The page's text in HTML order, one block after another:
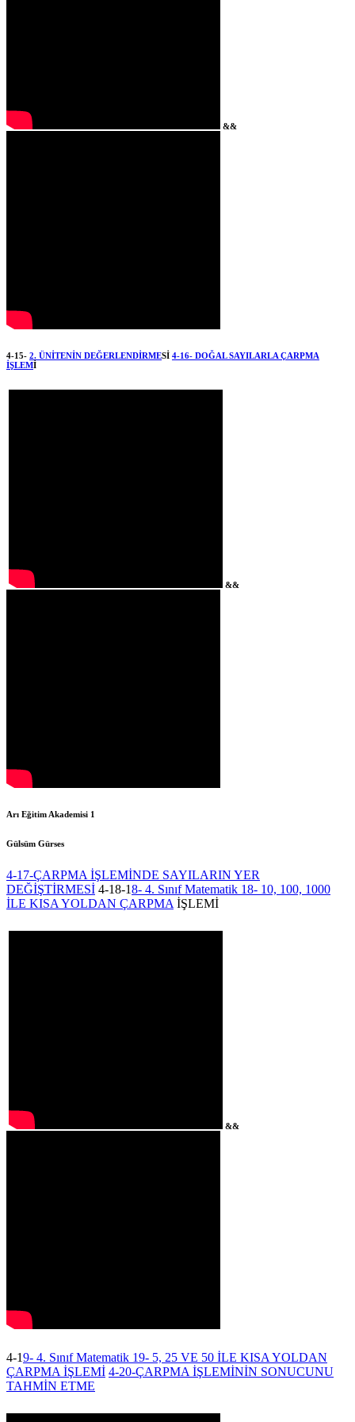
&&
4-15- 2. ÜNİTENİN DEĞERLENDİRMESİ 4-16- DOĞAL SAYILARLA ÇARPMA
İŞLEMİ
&&
Arı Eğitim Akademisi 1
Gülsüm Gürses
4-17-ÇARPMA İŞLEMİNDE SAYILARIN YER
DEĞİŞTİRMESİ 4-18-18- 4. Sınıf Matematik 18- 10, 100, 1000
İLE KISA YOLDAN ÇARPMA İŞLEMİ
&&
4-19- 4. Sınıf Matematik 19- 5, 25 VE 50 İLE KISA YOLDAN
ÇARPMA İŞLEMİ 4-20-ÇARPMA İŞLEMİNİN SONUCUNU
TAHMİN ETME